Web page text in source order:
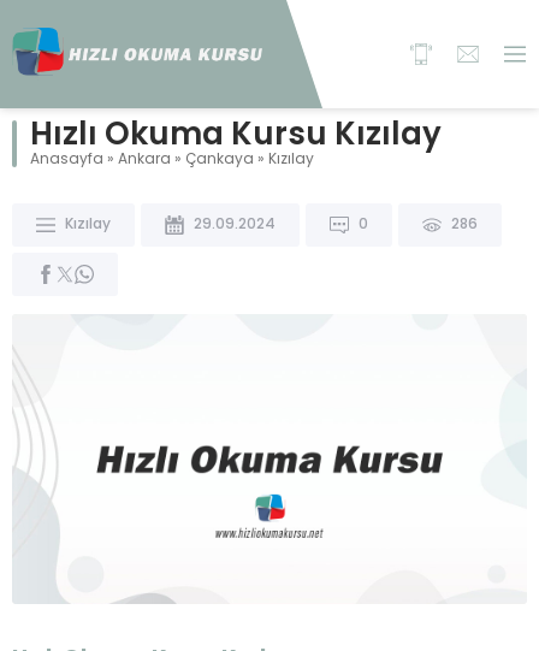
Hızlı Okuma Kursu Kızılay
Anasayfa » Ankara » Çankaya » Kızılay
Kızılay 29.09.2024 0 286